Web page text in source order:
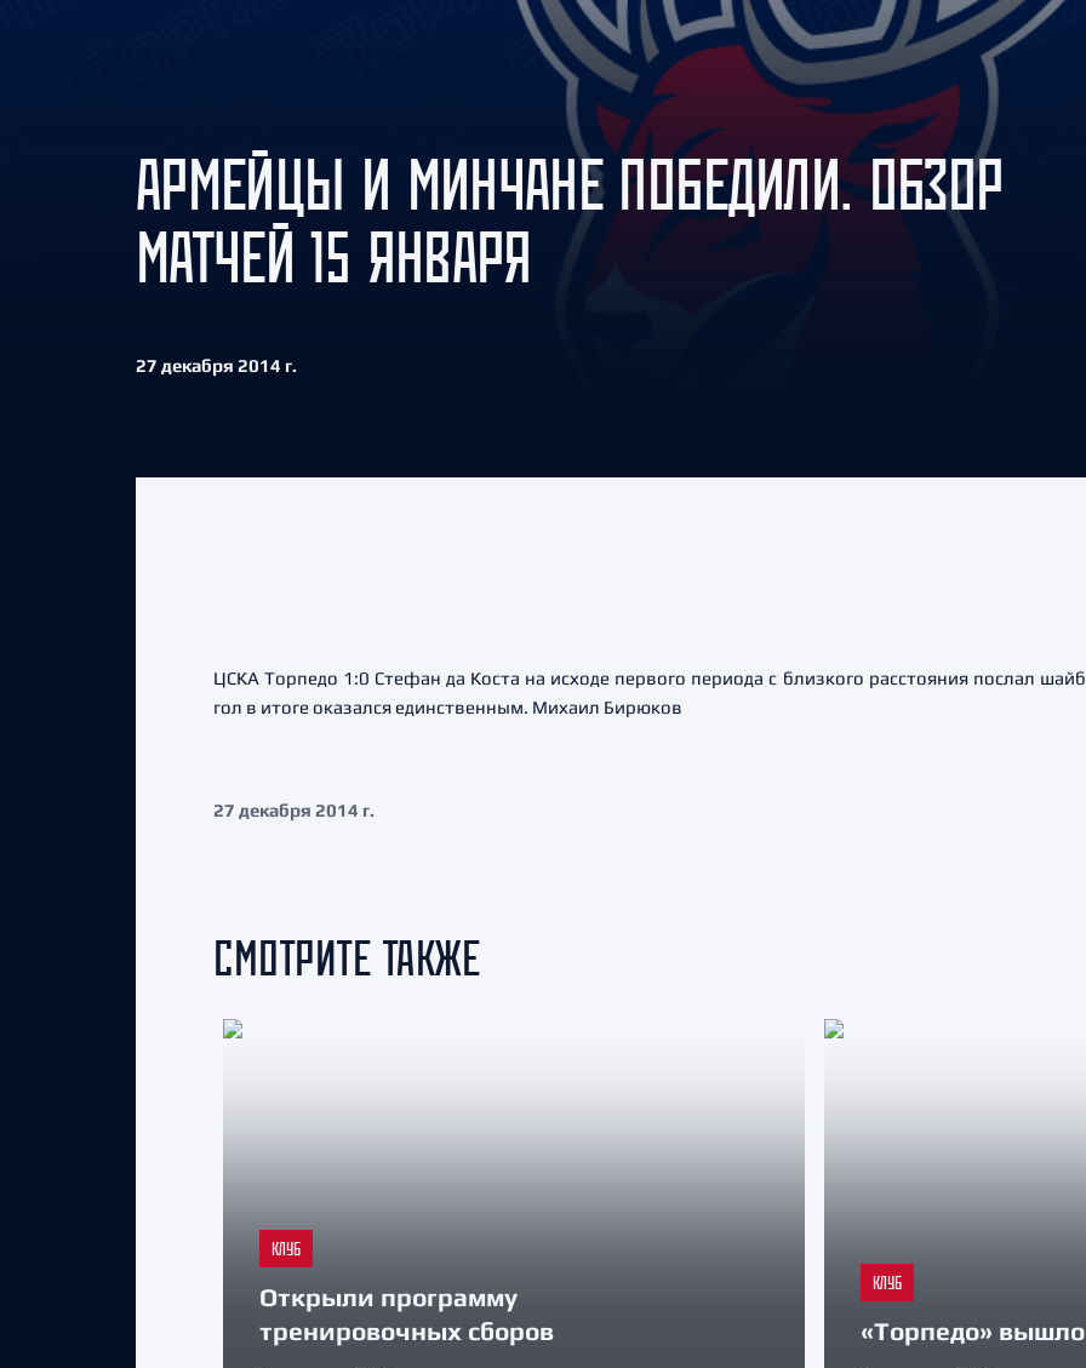
Амур
Барыс
Салават Юлаев
Сибирь
АРМЕЙЦЫ И МИНЧАНЕ ПОБЕДИЛИ. ОБЗОР
МАТЧЕЙ 15 ЯНВАРЯ
27 декабря 2014 г.
ЦСКА Торпедо 1:0 Стефан да Коста на исходе первого периода с близкого расстояния послал
гол в итоге оказался единственным. Михаил Бирюков
27 декабря 2014 г.
СМОТРИТЕ ТАКЖЕ
КЛУБ
Открыли программу
тренировочных сборов
КЛУБ
«Торпедо» вышло